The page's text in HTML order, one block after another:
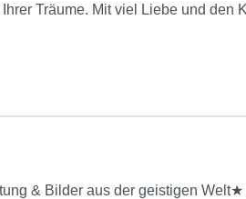
Träume. Mit viel Liebe und den
& Bilder aus der geistigen Welt★